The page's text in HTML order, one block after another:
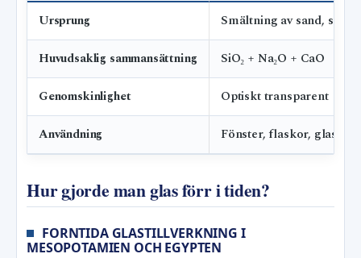
Ursprung Smältning av sand,
Huvudsaklig sammansättning SiO₂ + Na₂O + CaO
Genomskinlighet Optiskt transparent
Användning Fönster, flaskor,
Hur gjorde man glas förr i tiden?
FORNTIDA GLASTILLVERKNING I
MESOPOTAMIEN OCH EGYPTEN